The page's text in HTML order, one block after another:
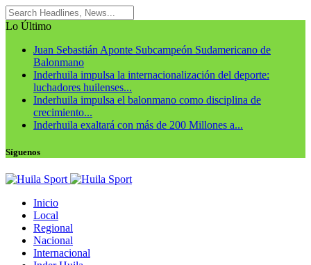
Lo Último
Juan Sebastián Aponte Subcampeón Sudamericano de
Balonmano
Inderhuila impulsa la internacionalización del deporte:
luchadores huilenses...
Inderhuila impulsa el balonmano como disciplina de
crecimiento...
Inderhuila exaltará con más de 200 Millones a...
Síguenos
Inicio
Local
Regional
Nacional
Internacional